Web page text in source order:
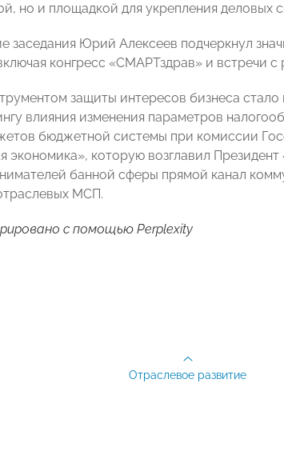
но и площадкой для укрепления деловых
заседания Юрий Алексеев подчеркнул
конгресс «СМАРТздрав» и встречи
защиты интересов бизнеса
влияния изменения параметров
бюджетной системы при комиссии
экономика», которую возглавил
банной сферы прямой канал
МСП.
с помощью Рerplexity
Отраслевое развитие